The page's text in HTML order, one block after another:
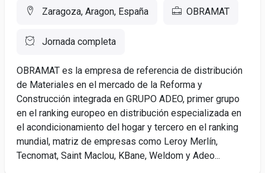
Zaragoza, Aragon, España OBRAMAT
Jornada completa
OBRAMAT es la empresa de referencia de distribución
de Materiales en el mercado de la Reforma y
Construcción integrada en GRUPO ADEO, primer grupo
en el ranking europeo en distribución especializada en
el acondicionamiento del hogar y tercero en el ranking
mundial, matriz de empresas como Leroy Merlín,
Tecnomat, Saint Maclou, KBane, Weldom y Adeo...